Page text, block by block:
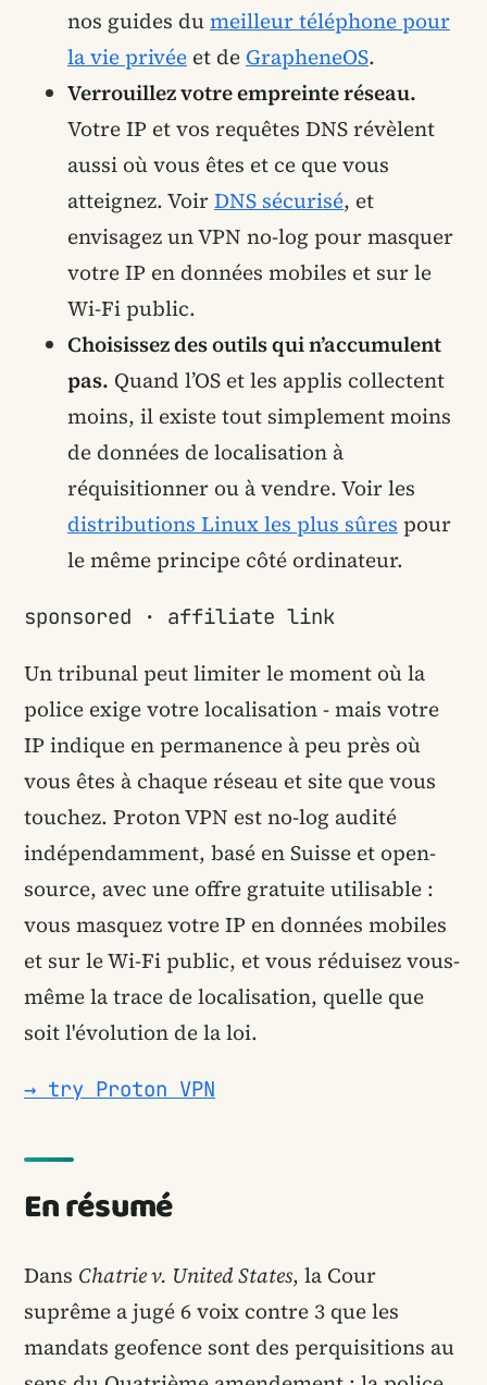
nos guides dumeilleur téléphone pour
la vie privée et de GrapheneOS.
Verrouillez votre empreinte réseau.
Votre IP et vos requêtes DNS révèlent
aussi où vous êtes et ce que vous
atteignez. VoirDNS sécurisé, et
envisagez un VPN no-log pour masquer
votre IP en données mobiles et sur le
Wi-Fi public.
Choisissez des outils qui n’accumulent
pas. Quand l’OS et les applis collectent
moins, il existe tout simplement moins
de données de localisation à
réquisitionner ou à vendre. Voir les
distributions Linux les plus sûres pour
le même principe côté ordinateur.
sponsored · affiliate link
Un tribunal peut limiter le moment où la
police exige votre localisation - mais votre
IP indique en permanence à peu près où
vous êtes à chaque réseau et site que vous
touchez. Proton VPN est no-log audité
indépendamment, basé en Suisse et open-
source, avec une offre gratuite utilisable :
vous masquez votre IP en données mobiles
et sur le Wi-Fi public, et vous réduisez vous-
même la trace de localisation, quelle que
soit l'évolution de la loi.
→ try Proton VPN
En résumé
Dans Chatrie v. United States, la Cour
suprême a jugé 6 voix contre 3 que les
mandats geofence sont des perquisitions au